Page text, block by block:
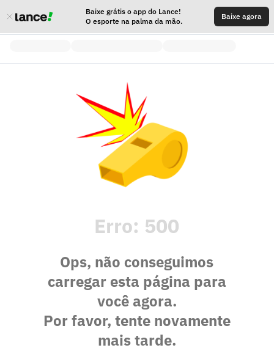
Baixe grátis o app do Lance!
O esporte na palma da mão.
Baixe agora
Erro: 500
Ops, não conseguimos
carregar esta página para
você agora.
Por favor, tente novamente
mais tarde.